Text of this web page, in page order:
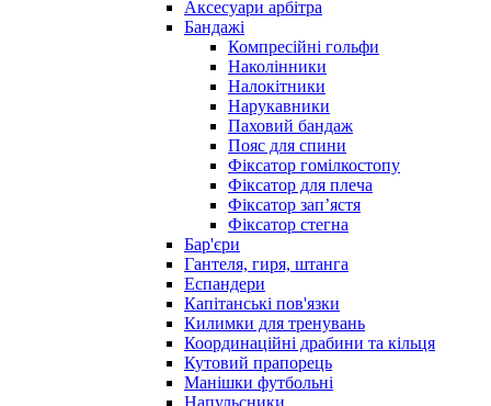
Аксесуари арбітра
Бандажі
Компресійні гольфи
Наколінники
Налокітники
Нарукавники
Паховий бандаж
Пояс для спини
Фіксатор гомілкостопу
Фіксатор для плеча
Фіксатор запʼястя
Фіксатор стегна
Бар'єри
Гантеля, гиря, штанга
Еспандери
Капітанські пов'язки
Килимки для тренувань
Координаційні драбини та кільця
Кутовий прапорець
Манішки футбольні
Напульсники